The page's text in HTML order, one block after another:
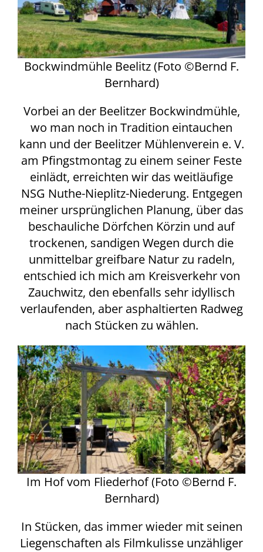
Bockwindmühle Beelitz (Foto ©Bernd F.
Bernhard)
Vorbei an der Beelitzer Bockwindmühle,
wo man noch in Tradition eintauchen
kann und der Beelitzer Mühlenverein e. V.
am Pfingstmontag zu einem seiner Feste
einlädt, erreichten wir das weitläufige
NSG Nuthe-Nieplitz-Niederung. Entgegen
meiner ursprünglichen Planung, über das
beschauliche Dörfchen Körzin und auf
trockenen, sandigen Wegen durch die
unmittelbar greifbare Natur zu radeln,
entschied ich mich am Kreisverkehr von
Zauchwitz, den ebenfalls sehr idyllisch
verlaufenden, aber asphaltierten Radweg
nach Stücken zu wählen.
Im Hof vom Fliederhof (Foto ©Bernd F.
Bernhard)
In Stücken, das immer wieder mit seinen
Liegenschaften als Filmkulisse unzähliger